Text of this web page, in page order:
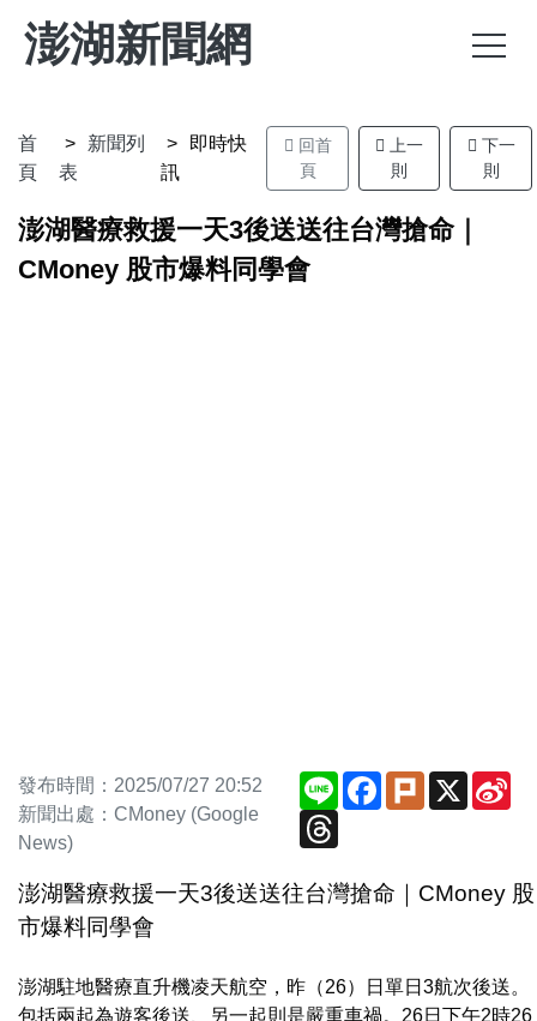
澎湖新聞網
首
頁
新聞列
表
即時快
訊
回首
頁
上一
則
下一
則
澎湖醫療救援一天3後送送往台灣搶命｜
CMoney 股市爆料同學會
發布時間：2025/07/27 20:52
新聞出處：CMoney (Google
News)
Line Facebook
PlurkX
Threads
澎湖醫療救援一天3後送送往台灣搶命｜CMoney 股
市爆料同學會
澎湖駐地醫療直升機凌天航空，昨（26）日單日3航次後送。
包括兩起為遊客後送、另一起則是嚴重車禍。26日下午2時26